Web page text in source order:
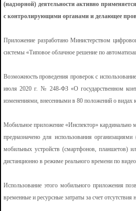
(надзорной) деятельности активно
с контролирующими органами и делающее
Приложение разработано Министерством
системы «Типовое облачное решение по
Возможность проведения проверок с
июля 2020 г. № 248-ФЗ «О государственном
изменениями, внесенными в 80 положений о видах
Мобильное приложение «Инспектор» кардинально
предназначено для использования
мобильных устройств (смартфонов, планшетов)
дистанционно в режиме реального времени по
Использование этого мобильного приложения
временные и ресурсные затраты за счет